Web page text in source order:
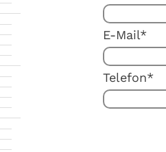
E-Mail*
Telefon*